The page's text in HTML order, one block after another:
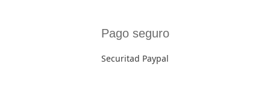
Pago seguro
Securitad Paypal